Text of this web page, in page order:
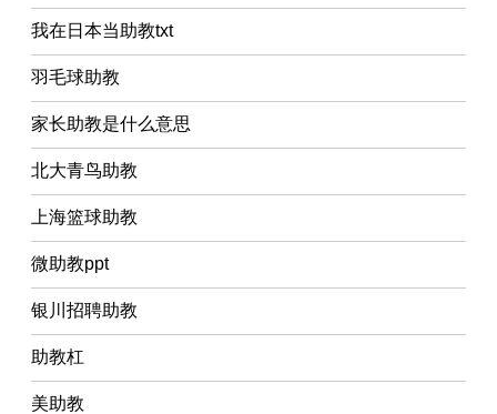
我在日本当助教txt
羽毛球助教
家长助教是什么意思
北大青鸟助教
上海篮球助教
微助教ppt
银川招聘助教
助教杠
美助教